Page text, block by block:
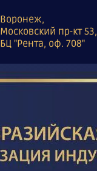
Воронеж,
Московский пр-кт 53,
БЦ "Рента, оф. 708"